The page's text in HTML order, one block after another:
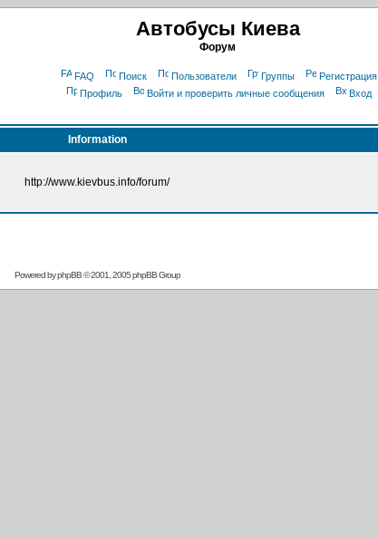
Автобусы Киева
Форум
FAQ Поиск Пользователи Группы
Регистрация
Профиль
Войти и проверить личные сообщения
Вход
Information
http://www.kievbus.info/forum/
Powered byphpBB© 2001, 2005 phpBB Group